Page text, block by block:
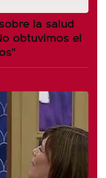
la salud
obtuvimos el